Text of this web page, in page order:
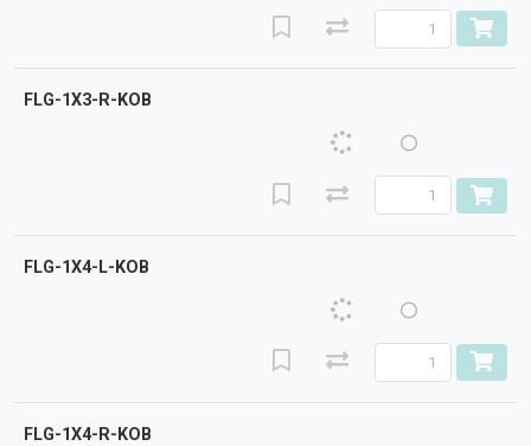
FLG-1X3-R-KOB
FLG-1X4-L-KOB
FLG-1X4-R-KOB